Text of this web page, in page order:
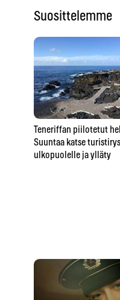
Suosittelemme
Teneriffan piilotetut
Suuntaa katse
ulkopuolelle ja ylläty